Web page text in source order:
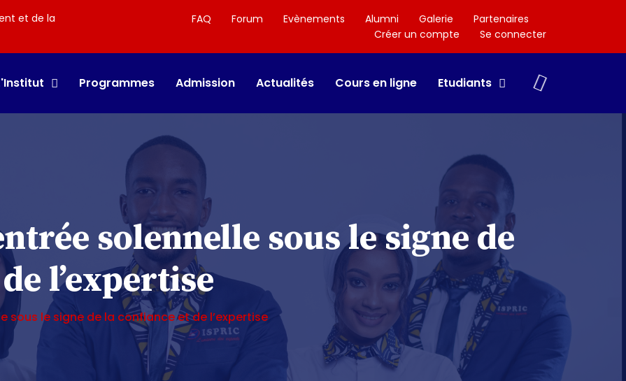
et de la
FAQ Forum Evènements Alumni Galerie
Partenaires
Créer un compte
Se connecter
Programmes Admission Actualités Cours en ligne Etudiants
solennelle sous le signe de
l’expertise
sous le signe de la confiance et de l’expertise